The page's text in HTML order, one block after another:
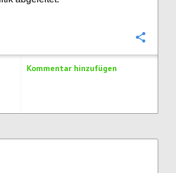
Kommentar hinzufügen